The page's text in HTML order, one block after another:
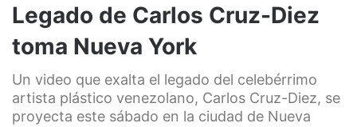
Legado de Carlos Cruz-Diez
toma Nueva York
Un video que exalta el legado del celebérrimo
artista plástico venezolano, Carlos Cruz-Diez, se
proyecta este sábado en la ciudad de Nueva